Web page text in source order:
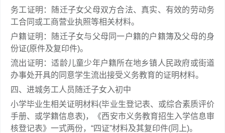
务工证明：随迁子女父母双方合法、真实、有效的劳动务
工合同或工商营业执照等相关材料。
户籍证明：随迁子女与父母同一户籍的户籍簿及父母的身
份证(原件及复印件)。
流出证明：适龄儿童少年户籍所在地乡镇人民政府或街道
办事处开具的同意学生流出接受义务教育的证明材料。
四、进城务工人员随迁子女入初中
小学毕业生相关证明材料(毕业生登记表、或综合素质评价
手册、或学籍信息表)，《西安市义务教育招生入学信息审
核登记表》一式两份，“四证”材料及其复印件(同上)。